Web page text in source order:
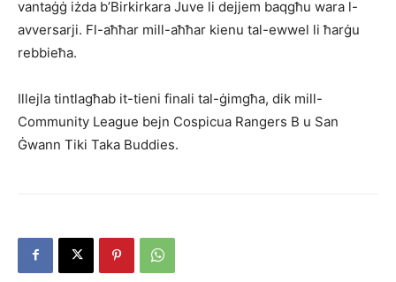
vantaġġ iżda b’Birkirkara Juve li dejjem baqgħu wara l-
avversarji. Fl-aħħar mill-aħħar kienu tal-ewwel li ħarġu
rebbieħa.
Illejla tintlagħab it-tieni finali tal-ġimgħa, dik mill-
Community League bejn Cospicua Rangers B u San
Ġwann Tiki Taka Buddies.